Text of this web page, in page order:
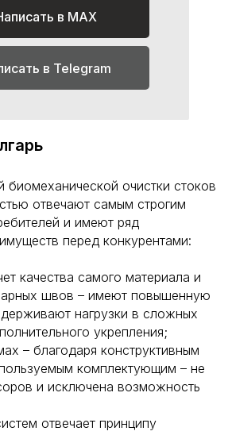
в MAX
в Telegram
биомеханической очистки стоков
отвечают самым строгим
и имеют ряд
перед конкурентами:
качества самого материала и
швов – имеют повышенную
нагрузки в сложных
укрепления;
– благодаря конструктивным
комплектующим – не
и исключена возможность
отвечает принципу